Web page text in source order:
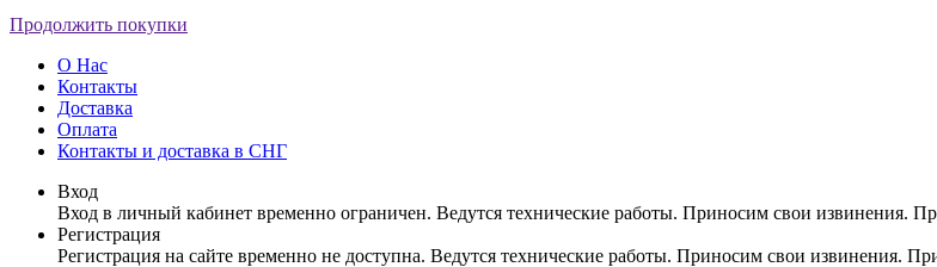
Продолжить покупки
О Нас
Контакты
Доставка
Оплата
Контакты и доставка в СНГ
Вход
Вход в личный кабинет временно ограничен. Ведутся технические работы. Приносим свои извинения.
Регистрация
Регистрация на сайте временно не доступна. Ведутся технические работы. Приносим свои извинения.